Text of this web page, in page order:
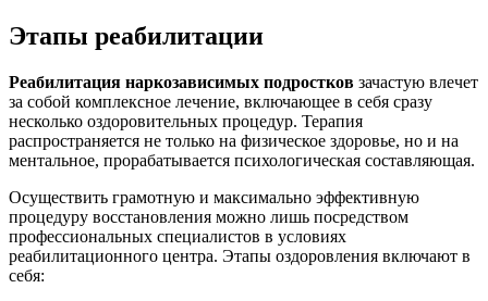
Этапы реабилитации
Реабилитация наркозависимых подростков зачастую влечет
за собой комплексное лечение, включающее в себя сразу
несколько оздоровительных процедур. Терапия
распространяется не только на физическое здоровье, но и на
ментальное, прорабатывается психологическая составляющая.
Осуществить грамотную и максимально эффективную
процедуру восстановления можно лишь посредством
профессиональных специалистов в условиях
реабилитационного центра. Этапы оздоровления включают в
себя: